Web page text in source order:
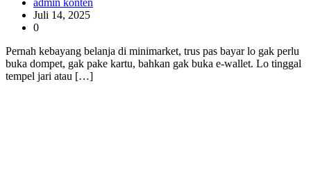
admin konten
Juli 14, 2025
0
Pernah kebayang belanja di minimarket, trus pas bayar lo gak perlu
buka dompet, gak pake kartu, bahkan gak buka e-wallet. Lo tinggal
tempel jari atau […]